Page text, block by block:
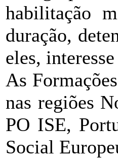
habilitação
duração,
eles,
As
nas regiões
PO ISE,
Social